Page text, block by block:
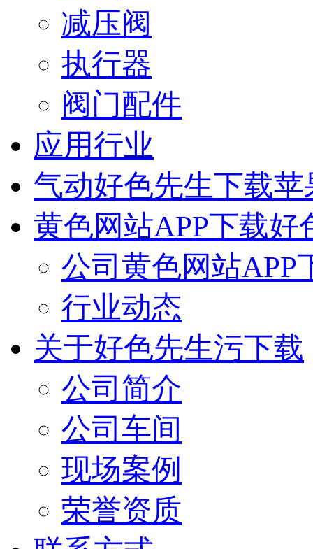
减压阀
执行器
阀门配件
应用行业
气动好色先生下载
黄色网站APP下载好
公司黄色网站APP
行业动态
关于好色先生污下载
公司简介
公司车间
现场案例
荣誉资质